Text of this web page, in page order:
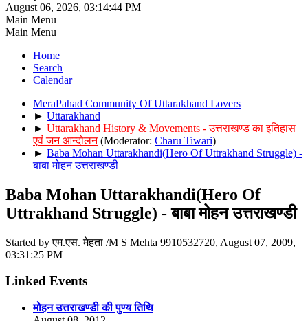
August 06, 2026, 03:14:44 PM
Main Menu
Main Menu
Home
Search
Calendar
MeraPahad Community Of Uttarakhand Lovers
► Uttarakhand
► Uttarakhand History & Movements - उत्तराखण्ड का इतिहास
एवं जन आन्दोलन (Moderator: Charu Tiwari)
► Baba Mohan Uttarakhandi(Hero Of Uttrakhand Struggle) -
बाबा मोहन उत्तराखण्डी
Baba Mohan Uttarakhandi(Hero Of
Uttrakhand Struggle) - बाबा मोहन उत्तराखण्डी
Started by एम.एस. मेहता /M S Mehta 9910532720, August 07, 2009,
03:31:25 PM
Linked Events
मोहन उत्तराखण्डी की पुण्य तिथि